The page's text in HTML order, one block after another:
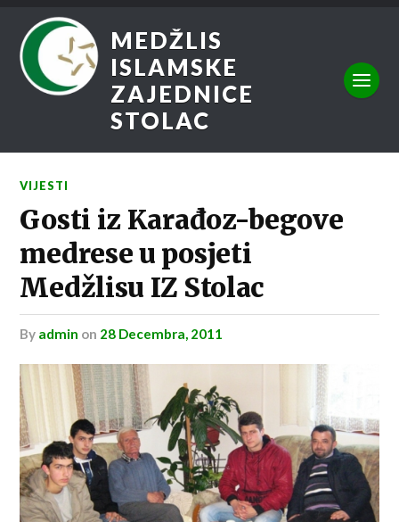
MEDŽLIS
ISLAMSKE
ZAJEDNICE
STOLAC
VIJESTI
Gosti iz Karađoz-begove
medrese u posjeti
Medžlisu IZ Stolac
by admin on 28 Decembra, 2011